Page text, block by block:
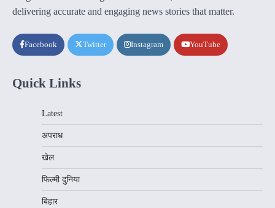
delivering accurate and engaging news stories that matter.
Facebook Twitter Instagram YouTube
Quick Links
Latest
अपराध
खेल
फिल्मी दुनिया
बिहार